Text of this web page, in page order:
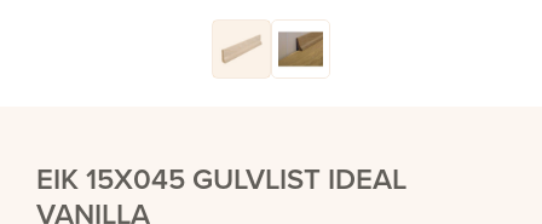
EIK 15X045 GULVLIST IDEAL
VANILLA